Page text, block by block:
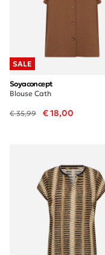
SALE
Soyaconcept
Blouse Cath
€ 35,99 € 18,00